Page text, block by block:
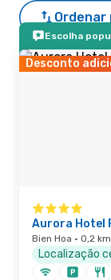
Ordenar
Escolha
Desconto
Aurora Hotel
Bien Hoa · 0,2
Localização